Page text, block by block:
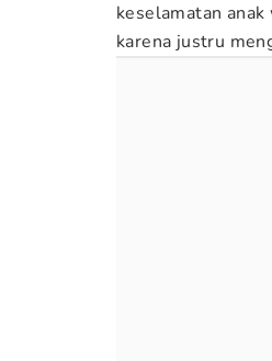
keselamatan
karena justru